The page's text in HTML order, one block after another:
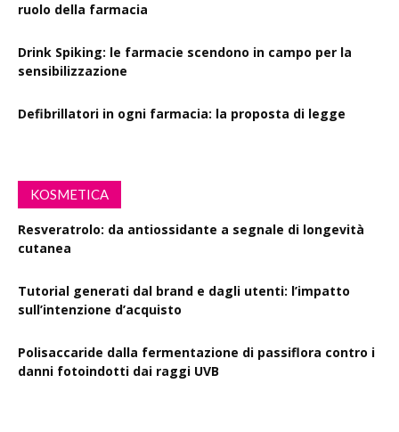
ruolo della farmacia
Drink Spiking: le farmacie scendono in campo per la
sensibilizzazione
Defibrillatori in ogni farmacia: la proposta di legge
KOSMETICA
Resveratrolo: da antiossidante a segnale di longevità
cutanea
Tutorial generati dal brand e dagli utenti: l’impatto
sull’intenzione d’acquisto
Polisaccaride dalla fermentazione di passiflora contro i
danni fotoindotti dai raggi UVB